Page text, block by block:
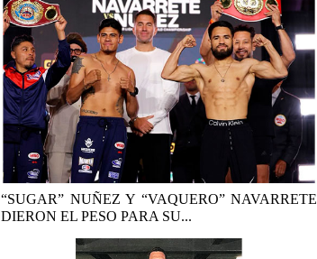
“SUGAR” NUÑEZ Y “VAQUERO” NAVARRETE
DIERON EL PESO PARA SU...